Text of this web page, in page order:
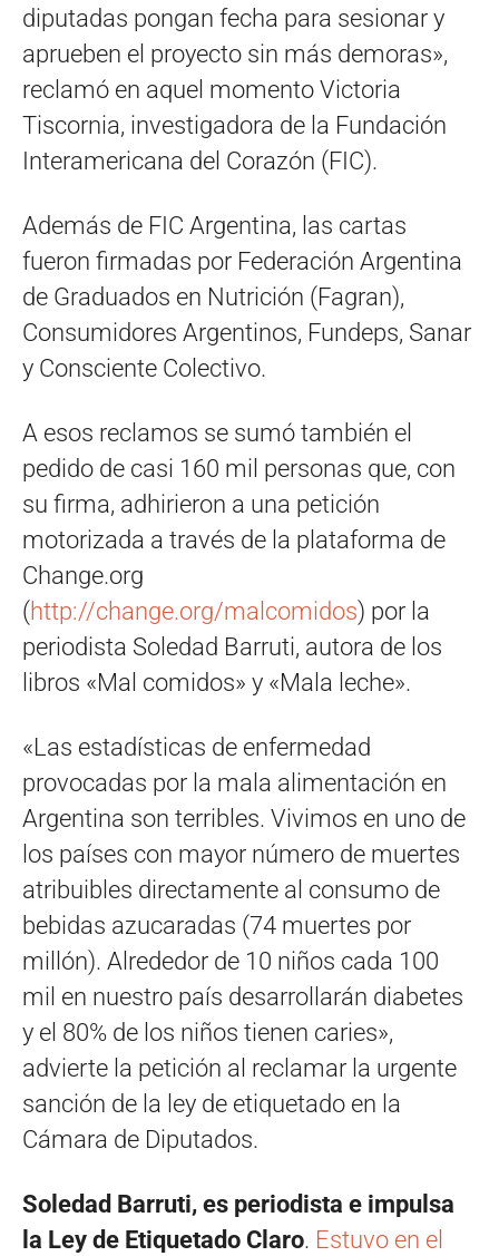
diputadas pongan fecha para sesionar y
aprueben el proyecto sin más demoras»,
reclamó en aquel momento Victoria
Tiscornia, investigadora de la Fundación
Interamericana del Corazón (FIC).
Además de FIC Argentina, las cartas
fueron firmadas por Federación Argentina
de Graduados en Nutrición (Fagran),
Consumidores Argentinos, Fundeps, Sanar
y Consciente Colectivo.
A esos reclamos se sumó también el
pedido de casi 160 mil personas que, con
su firma, adhirieron a una petición
motorizada a través de la plataforma de
Change.org
(http://change.org/malcomidos) por la
periodista Soledad Barruti, autora de los
libros «Mal comidos» y «Mala leche».
«Las estadísticas de enfermedad
provocadas por la mala alimentación en
Argentina son terribles. Vivimos en uno de
los países con mayor número de muertes
atribuibles directamente al consumo de
bebidas azucaradas (74 muertes por
millón). Alrededor de 10 niños cada 100
mil en nuestro país desarrollarán diabetes
y el 80% de los niños tienen caries»,
advierte la petición al reclamar la urgente
sanción de la ley de etiquetado en la
Cámara de Diputados.
Soledad Barruti, es periodista e impulsa
la Ley de Etiquetado Claro. Estuvo en el